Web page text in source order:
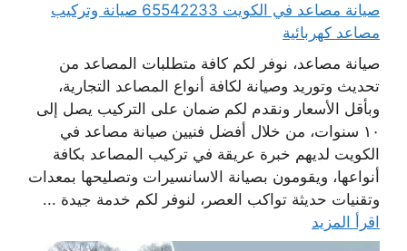
صيانة مصاعد في الكويت 65542233 صيانة وتركيب
مصاعد كهربائية
صيانة مصاعد، نوفر لكم كافة متطلبات المصاعد من
تحديث وتوريد وصيانة لكافة أنواع المصاعد التجارية،
وبأقل الأسعار ونقدم لكم ضمان على التركيب يصل إلى
١٠ سنوات، من خلال أفضل فنيين صيانة مصاعد في
الكويت لديهم خبرة عريقة في تركيب المصاعد بكافة
أنواعها، ويقومون بصيانة الاسانسيرات وتصليحها بمعدات
وتقنيات حديثة تواكب العصر، لنوفر لكم خدمة جيدة ...
اقرأ المزيد